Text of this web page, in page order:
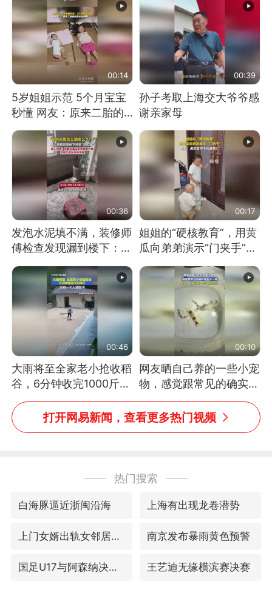
00:14
5岁姐姐示范 5个月宝宝
秒懂 网友：原来二胎的
快乐长这样
00:39
孙子考取上海交大爷爷感
谢亲家母
00:36
发泡水泥填不满，装修师
傅检查发现漏到楼下：出
风口未延伸到外墙
00:17
姐姐的“硬核教育”，用黄
瓜向弟弟演示“门夹手”，
网友：果然言传不如身
教！
00:46
大雨将至全家老小抢收稻
谷，6分钟收完1000斤，
没有一个人掉链子
00:10
网友晒自己养的一些小宠
物，感觉跟常见的确实有
些不一样
打开网易新闻，查看更多热门视频
热门搜索
白海豚逼近浙闽沿海 上海有出现龙卷潜势
上门女婿出轨女邻居多年被判重婚罪 南京发布暴雨黄色预警
国足U17与阿森纳决赛取消 并列冠军 王艺迪无缘横滨赛决赛